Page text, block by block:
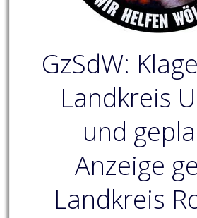
GzSdW:
Landkreis
und
Anzeige
Landkreis